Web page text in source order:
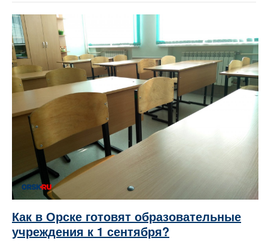
Как в Орске готовят образовательные
учреждения к 1 сентября?